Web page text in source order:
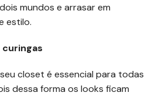
mundos e arrasar em
estilo.
closet é essencial para todas
dessa forma os looks ficam